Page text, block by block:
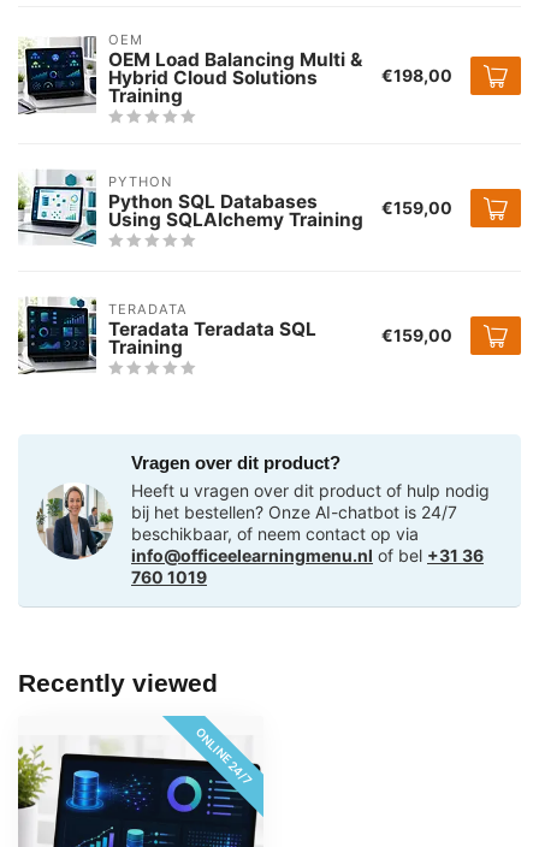
OEM
OEM Load Balancing Multi &
Hybrid Cloud Solutions
Training
€198,00
PYTHON
Python SQL Databases
Using SQLAlchemy Training €159,00
TERADATA
Teradata Teradata SQL
Training €159,00
Vragen over dit product?
Heeft u vragen over dit product of hulp nodig
bij het bestellen? Onze AI-chatbot is 24/7
beschikbaar, of neem contact op via
info@officeelearningmenu.nl of bel +31 36
760 1019
Recently viewed
ONLINE 24/7